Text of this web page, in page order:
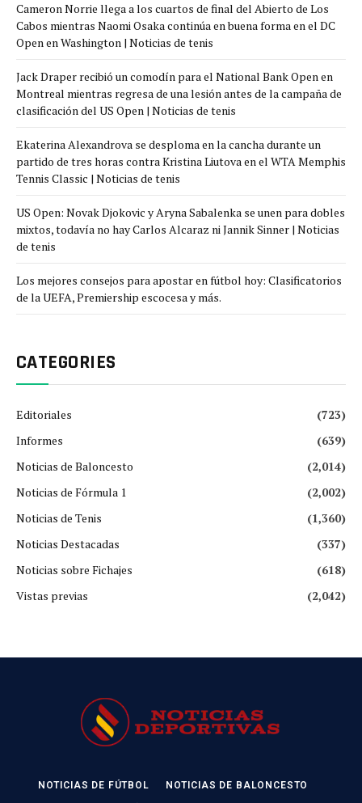
Cameron Norrie llega a los cuartos de final del Abierto de Los
Cabos mientras Naomi Osaka continúa en buena forma en el DC
Open en Washington | Noticias de tenis
Jack Draper recibió un comodín para el National Bank Open en
Montreal mientras regresa de una lesión antes de la campaña de
clasificación del US Open | Noticias de tenis
Ekaterina Alexandrova se desploma en la cancha durante un
partido de tres horas contra Kristina Liutova en el WTA Memphis
Tennis Classic | Noticias de tenis
US Open: Novak Djokovic y Aryna Sabalenka se unen para dobles
mixtos, todavía no hay Carlos Alcaraz ni Jannik Sinner | Noticias
de tenis
Los mejores consejos para apostar en fútbol hoy: Clasificatorios
de la UEFA, Premiership escocesa y más.
CATEGORIES
Editoriales
(723)
Informes
(639)
Noticias de Baloncesto
(2,014)
Noticias de Fórmula 1
(2,002)
Noticias de Tenis
(1,360)
Noticias Destacadas
(337)
Noticias sobre Fichajes
(618)
Vistas previas
(2,042)
NOTICIAS DE FÚTBOL NOTICIAS DE BALONCESTO